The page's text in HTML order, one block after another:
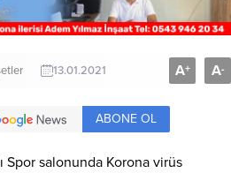
13.01.2021 A+ A-
ABONE OL
Spor salonunda Korona virüs